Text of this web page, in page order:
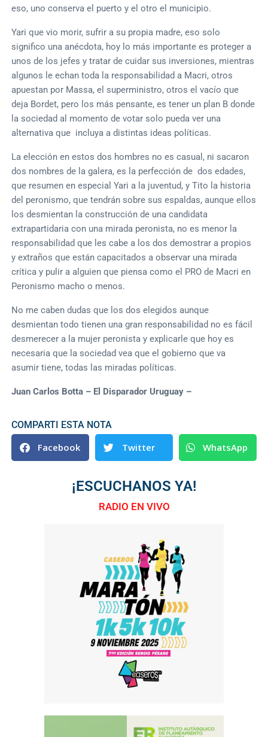
eso, uno conserva el puerto y el otro el municipio.
Yari que vio morir, sufrir a su propia madre, eso solo
significo una anécdota, hoy lo más importante es proteger a
unos de los jefes y tratar de cuidar sus inversiones, mientras
algunos le echan toda la responsabilidad a Macri, otros
apuestan por Massa, el superministro, otros el vacío que
deja Bordet, pero los más pensante, es tener un plan B donde
la sociedad al momento de votar solo pueda ver una
alternativa que incluya a distintas ideas políticas.
La elección en estos dos hombres no es casual, ni sacaron
dos nombres de la galera, es la perfección de dos edades,
que resumen en especial Yari a la juventud, y Tito la historia
del peronismo, que tendrán sobre sus espaldas, aunque ellos
los desmientan la construcción de una candidata
extrapartidaria con una mirada peronista, no es menor la
responsabilidad que les cabe a los dos demostrar a propios
y extraños que están capacitados a observar una mirada
crítica y pulir a alguien que piensa como el PRO de Macri en
Peronismo macho o menos.
No me caben dudas que los dos elegidos aunque
desmientan todo tienen una gran responsabilidad no es fácil
desmerecer a la mujer peronista y explicarle que hoy es
necesaria que la sociedad vea que el gobierno que va
asumir tiene, todas las miradas políticas.
Juan Carlos Botta – El Disparador Uruguay –
COMPARTI ESTA NOTA
Facebook Twitter WhatsApp
¡ESCUCHANOS YA!
RADIO EN VIVO